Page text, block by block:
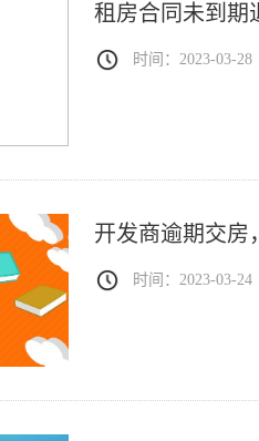
租房合同未到期
时间：2023-03-28
开发商逾期交房
时间：2023-03-24